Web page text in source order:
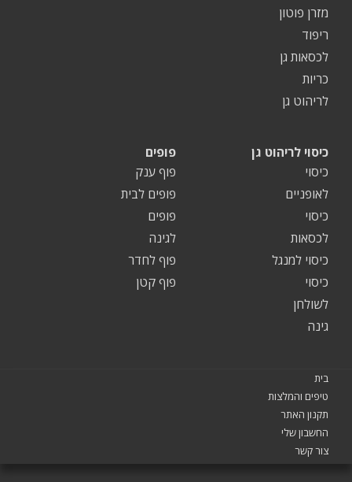
מזרן פוטון
ריפוד
לכסאות גן
כריות
לריהוט גן
פופים
פוף ענק
פופים לבית
פופים
לגינה
פוף לחדר
פוף קטן
כיסוי לריהוט גן
כיסוי
לאופניים
כיסוי
לכסאות
כיסוי למנגל
כיסוי
לשולחן
גינה
בית
טיפים והמלצות
תקנון האתר
החשבון שלי
צור קשר